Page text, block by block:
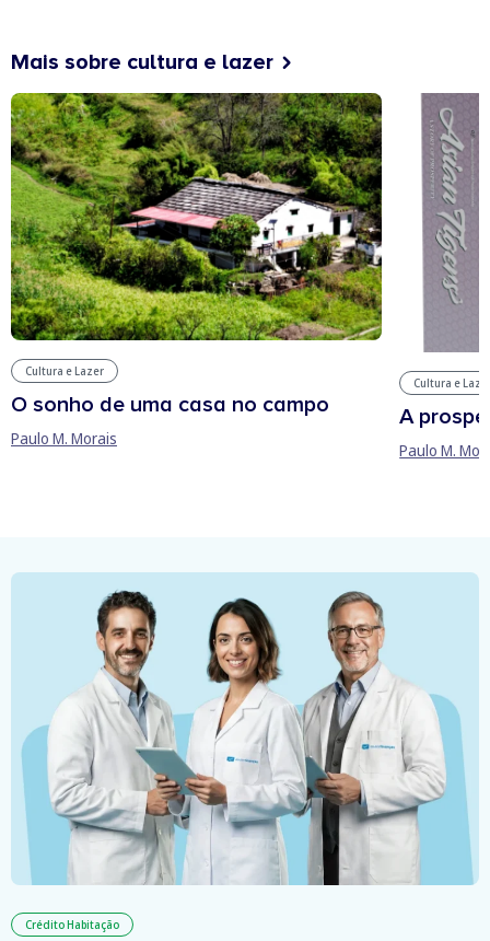
Mais sobre cultura e lazer
Cultura e Lazer
O sonho de uma casa no campo
Paulo M. Morais
Cultura e
A
Paulo M.
Crédito Habitação